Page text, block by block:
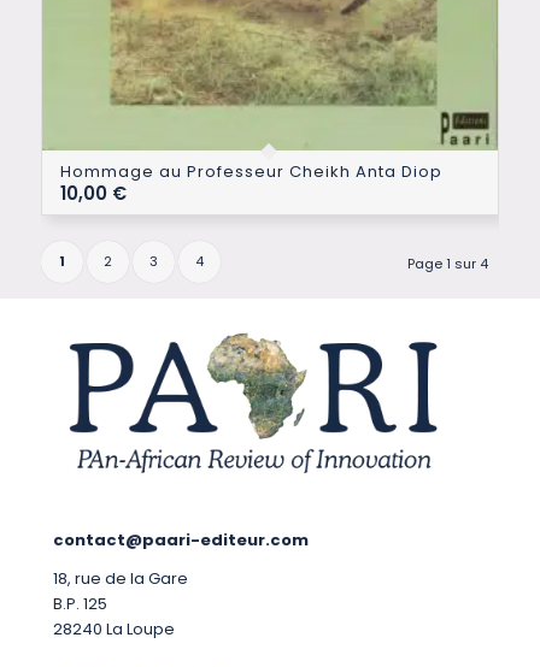
Hommage au Professeur Cheikh Anta Diop
10,00 €
Page 1 sur 4
1 2 3 4
contact@paari-editeur.com
18, rue de la Gare
B.P. 125
28240 La Loupe